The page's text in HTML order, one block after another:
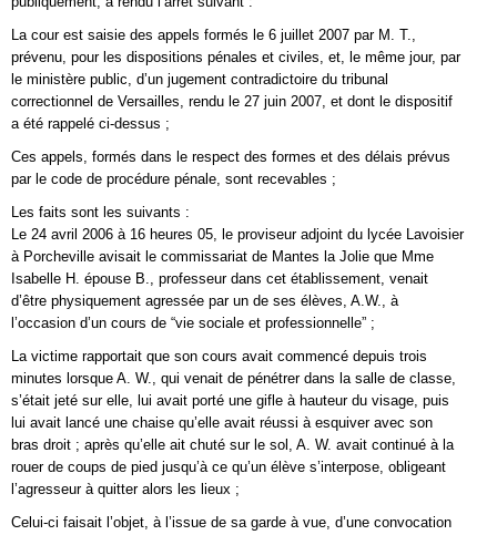
La cour est saisie des appels formés le 6 juillet 2007 par M. T.,
prévenu, pour les dispositions pénales et civiles, et, le même jour, par
le ministère public, d’un jugement contradictoire du tribunal
correctionnel de Versailles, rendu le 27 juin 2007, et dont le dispositif
a été rappelé ci-dessus ;
Ces appels, formés dans le respect des formes et des délais prévus
par le code de procédure pénale, sont recevables ;
Les faits sont les suivants :
Le 24 avril 2006 à 16 heures 05, le proviseur adjoint du lycée Lavoisier
à Porcheville avisait le commissariat de Mantes la Jolie que Mme
Isabelle H. épouse B., professeur dans cet établissement, venait
d’être physiquement agressée par un de ses élèves, A.W., à
l’occasion d’un cours de “vie sociale et professionnelle” ;
La victime rapportait que son cours avait commencé depuis trois
minutes lorsque A. W., qui venait de pénétrer dans la salle de classe,
s’était jeté sur elle, lui avait porté une gifle à hauteur du visage, puis
lui avait lancé une chaise qu’elle avait réussi à esquiver avec son
bras droit ; après qu’elle ait chuté sur le sol, A. W. avait continué à la
rouer de coups de pied jusqu’à ce qu’un élève s’interpose, obligeant
l’agresseur à quitter alors les lieux ;
Celui-ci faisait l’objet, à l’issue de sa garde à vue, d’une convocation